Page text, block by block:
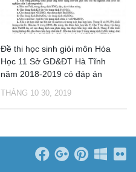
Đề thi học sinh giỏi môn Hóa
Học 11 Sở GD&ĐT Hà Tĩnh
năm 2018-2019 có đáp án
THÁNG 10 30, 2019